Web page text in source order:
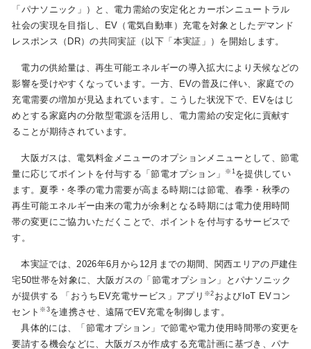
ご家庭のお客さま
業務用・産業用のお客さま
お問い合わせ English
「パナソニック」）と、電力需給の安定化とカーボンニュートラル
社会の実現を目指し、EV（電気自動車）充電を対象としたデマンド
レスポンス（DR）の共同実証（以下「本実証」）を開始します。
電力の供給量は、再生可能エネルギーの導入拡大により天候などの
影響を受けやすくなっています。一方、EVの普及に伴い、家庭での
充電需要の増加が見込まれています。こうした状況下で、EVをはじ
めとする家庭内の分散型電源を活用し、電力需給の安定化に貢献す
ることが期待されています。
大阪ガスは、電気料金メニューのオプションメニューとして、節電
量に応じてポイントを付与する「節電オプション」
※1を提供してい
ます。夏季・冬季の電力需要が高まる時期には節電、春季・秋季の
再生可能エネルギー由来の電力が余剰となる時期には電力使用時間
帯の変更にご協力いただくことで、ポイントを付与するサービスで
す。
本実証では、2026年6月から12月までの期間、関西エリアの戸建住
宅50世帯を対象に、大阪ガスの「節電オプション」とパナソニック
が提供する 「おうちEV充電サービス」アプリ ※2 およびIoT EVコン
セント ※3を連携させ、遠隔でEV充電を制御します。
具体的には、「節電オプション」で節電や電力使用時間帯の変更を
要請する機会などに、大阪ガスが作成する充電計画に基づき、パナ